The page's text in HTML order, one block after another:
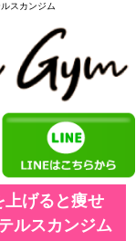
スカンジム
上げると痩せ
スカンジム